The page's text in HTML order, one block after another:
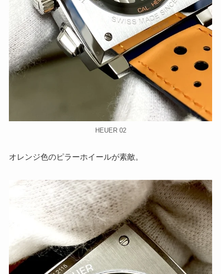
HEUER 02
オレンジ色のピラーホイールが素敵。